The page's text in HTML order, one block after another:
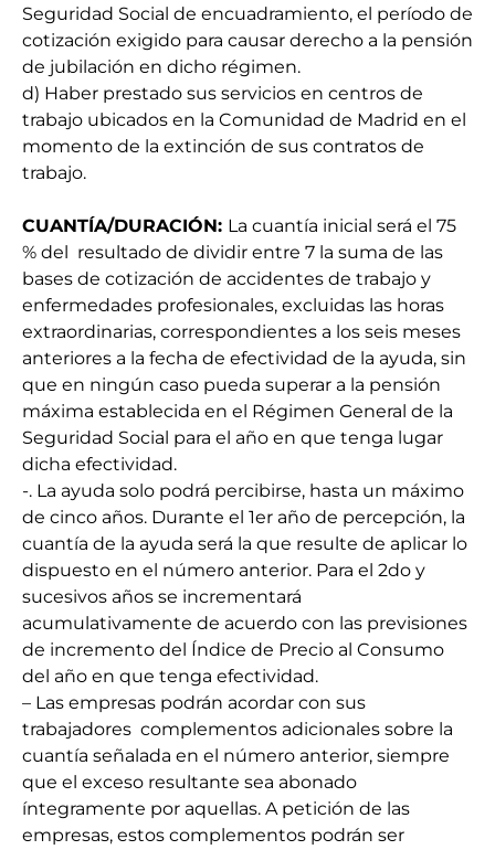
Seguridad Social de encuadramiento, el período de
cotización exigido para causar derecho a la pensión
de jubilación en dicho régimen.
d) Haber prestado sus servicios en centros de
trabajo ubicados en la Comunidad de Madrid en el
momento de la extinción de sus contratos de
trabajo.
CUANTÍA/DURACIÓN: La cuantía inicial será el 75
% del resultado de dividir entre 7 la suma de las
bases de cotización de accidentes de trabajo y
enfermedades profesionales, excluidas las horas
extraordinarias, correspondientes a los seis meses
anteriores a la fecha de efectividad de la ayuda, sin
que en ningún caso pueda superar a la pensión
máxima establecida en el Régimen General de la
Seguridad Social para el año en que tenga lugar
dicha efectividad.
-. La ayuda solo podrá percibirse, hasta un máximo
de cinco años. Durante el 1er año de percepción, la
cuantía de la ayuda será la que resulte de aplicar lo
dispuesto en el número anterior. Para el 2do y
sucesivos años se incrementará
acumulativamente de acuerdo con las previsiones
de incremento del Índice de Precio al Consumo
del año en que tenga efectividad.
– Las empresas podrán acordar con sus
trabajadores complementos adicionales sobre la
cuantía señalada en el número anterior, siempre
que el exceso resultante sea abonado
íntegramente por aquellas. A petición de las
empresas, estos complementos podrán ser